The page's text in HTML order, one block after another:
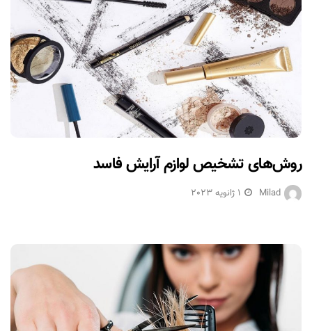
روش‌های تشخیص لوازم آرایش فاسد
Milad 1 ژانویه 2023